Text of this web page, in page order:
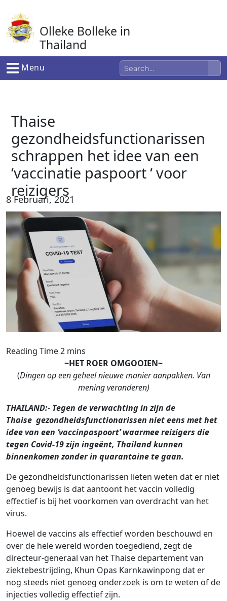
naar
de
inhoud
Olleke Bolleke in
Thailand
In Thailand
Menu
Thaise
gezondheidsfunctionarissen
schrappen het idee van een
‘vaccinatie paspoort ‘ voor
reizigers
8 Februari, 2021
~HET ROER OMGOOIEN~
(Dingen op een geheel nieuwe manier aanpakken. Van
mening veranderen)
THAILAND:- Tegen de verwachting in zijn de
Thaise gezondheidsfunctionarissen niet eens met het
idee van een ‘vaccinpaspoort’ waarmee reizigers die
tegen Covid-19 zijn ingeënt, Thailand kunnen
binnenkomen zonder in quarantaine te gaan.
De gezondheidsfunctionarissen lieten weten dat er niet
genoeg bewijs is dat aantoont het vaccin volledig
effectief is bij het voorkomen van overdracht van het
virus.
Hoewel de vaccins als effectief worden beschouwd en
over de hele wereld worden toegediend, zegt de
directeur-generaal van het Thaise departement van
ziektebestrijding, Khun Opas Karnkawinpong dat er
nog steeds niet genoeg onderzoek is om te weten of de
injecties volledig effectief zijn.